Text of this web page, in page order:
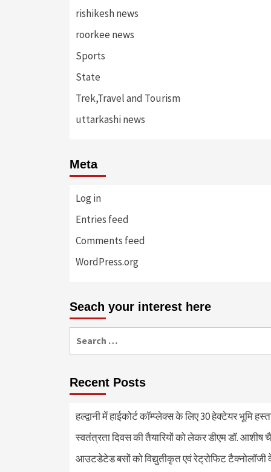
rishikesh news
roorkee news
Sports
State
Trek,Travel and Tourism
uttarkashi news
Meta
Log in
Entries feed
Comments feed
WordPress.org
Seach your interest here
for:
Recent Posts
हल्द्वानी में हाईकोर्ट कॉम्प्लेक्स के लिए 30 हेक्टेयर भूमि
स्वतंत्रता दिवस की तैयारियों को लेकर डीएम डॉ. आशीष
आउटडेटेड बसों को विद्युतीकृत एवं रेट्रोफिट टैक्नोलाॅजी